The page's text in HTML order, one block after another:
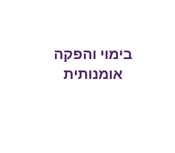
בימוי והפקה
אומנותית